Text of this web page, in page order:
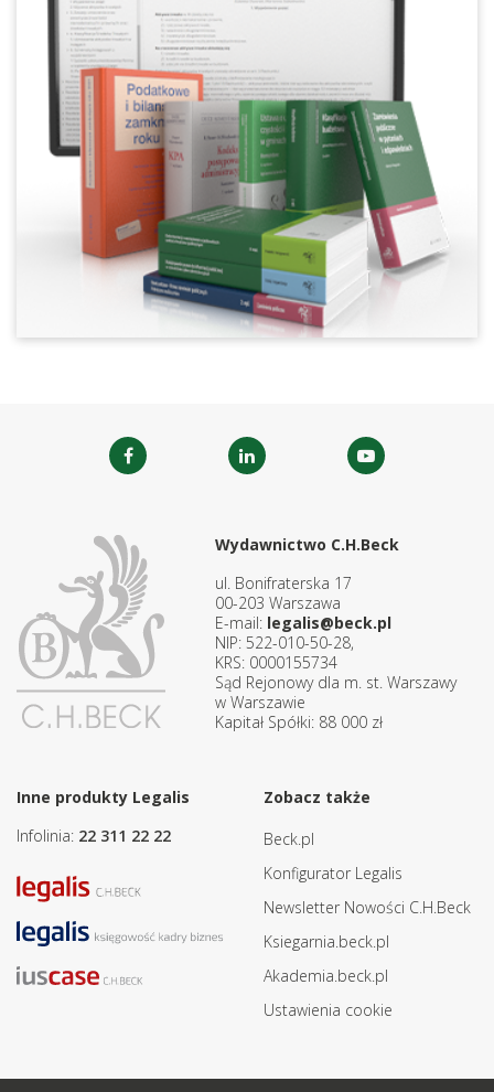
Wydawnictwo C.H.Beck
ul. Bonifraterska 17
00-203 Warszawa
E-mail: legalis@beck.pl
NIP: 522-010-50-28,
KRS: 0000155734
Sąd Rejonowy dla m. st. Warszawy
w Warszawie
Kapitał Spółki: 88 000 zł
Inne produkty Legalis
Infolinia: 22 311 22 22
Zobacz także
Beck.pl
Konfigurator Legalis
Newsletter Nowości C.H.Beck
Ksiegarnia.beck.pl
Akademia.beck.pl
Ustawienia cookie